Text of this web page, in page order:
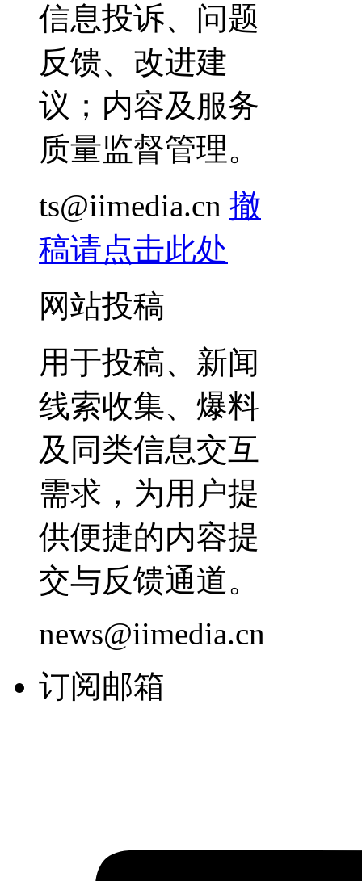
信息投诉、问题
反馈、改进建
议；内容及服务
质量监督管理。
ts@iimedia.cn 撤
稿请点击此处
网站投稿
用于投稿、新闻
线索收集、爆料
及同类信息交互
需求，为用户提
供便捷的内容提
交与反馈通道。
news@iimedia.cn
订阅邮箱